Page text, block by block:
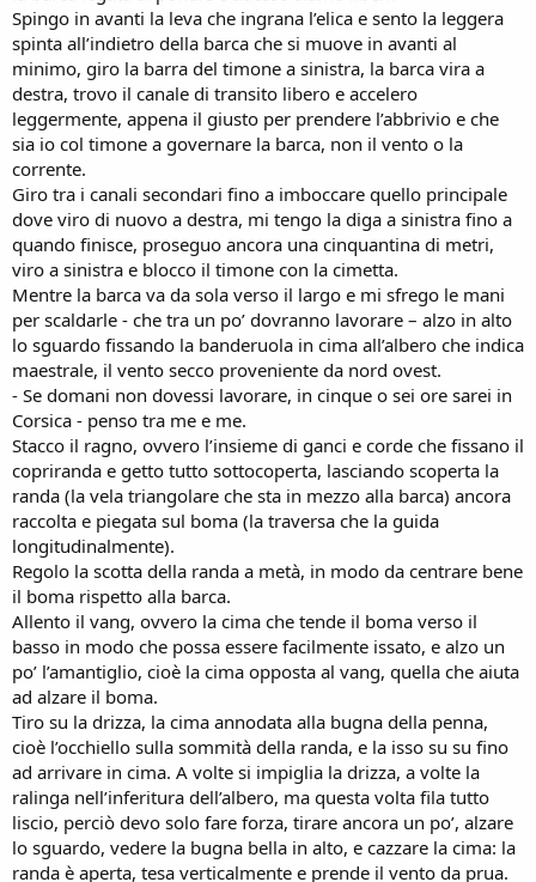
Spingo in avanti la leva che ingrana l’elica e sento la leggera
spinta all’indietro della barca che si muove in avanti al
minimo, giro la barra del timone a sinistra, la barca vira a
destra, trovo il canale di transito libero e accelero
leggermente, appena il giusto per prendere l’abbrivio e che
sia io col timone a governare la barca, non il vento o la
corrente.
Giro tra i canali secondari fino a imboccare quello principale
dove viro di nuovo a destra, mi tengo la diga a sinistra fino a
quando finisce, proseguo ancora una cinquantina di metri,
viro a sinistra e blocco il timone con la cimetta.
Mentre la barca va da sola verso il largo e mi sfrego le mani
per scaldarle - che tra un po’ dovranno lavorare – alzo in alto
lo sguardo fissando la banderuola in cima all’albero che indica
maestrale, il vento secco proveniente da nord ovest.
- Se domani non dovessi lavorare, in cinque o sei ore sarei in
Corsica - penso tra me e me.
Stacco il ragno, ovvero l’insieme di ganci e corde che fissano il
copriranda e getto tutto sottocoperta, lasciando scoperta la
randa (la vela triangolare che sta in mezzo alla barca) ancora
raccolta e piegata sul boma (la traversa che la guida
longitudinalmente).
Regolo la scotta della randa a metà, in modo da centrare bene
il boma rispetto alla barca.
Allento il vang, ovvero la cima che tende il boma verso il
basso in modo che possa essere facilmente issato, e alzo un
po’ l’amantiglio, cioè la cima opposta al vang, quella che aiuta
ad alzare il boma.
Tiro su la drizza, la cima annodata alla bugna della penna,
cioè l’occhiello sulla sommità della randa, e la isso su su fino
ad arrivare in cima. A volte si impiglia la drizza, a volte la
ralinga nell’inferitura dell’albero, ma questa volta fila tutto
liscio, perciò devo solo fare forza, tirare ancora un po’, alzare
lo sguardo, vedere la bugna bella in alto, e cazzare la cima: la
randa è aperta, tesa verticalmente e prende il vento da prua.